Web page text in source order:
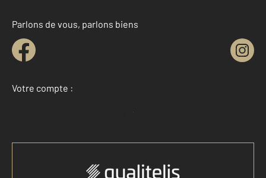
Parlons de vous, parlons biens
Votre compte :
Accéder à mon compte